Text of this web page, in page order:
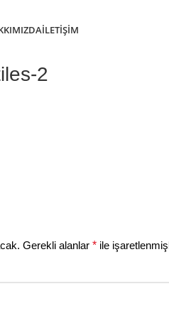
İLETIŞIM
2
Gerekli alanlar * ile